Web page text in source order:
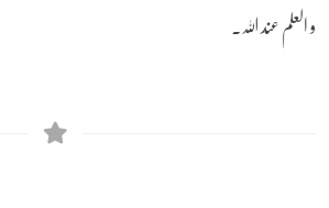
و العلم عند اللہ۔